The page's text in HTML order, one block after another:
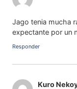
Jago tenia mucha
expectante por un
Responder
Kuro